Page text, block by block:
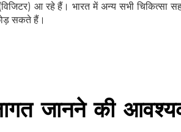
आ रहे हैं। भारत में अन्य सभी चिकित्सा
सकते हैं।
जानने की